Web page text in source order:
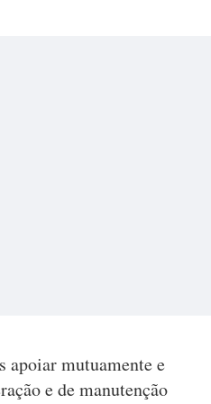
apoiar mutuamente e
e de manutenção